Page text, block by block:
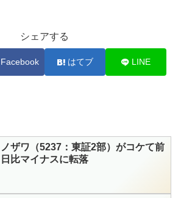
シェアする
Facebook はてブ LINE
ノザワ（5237：東証2部）がコケて前
日比マイナスに転落